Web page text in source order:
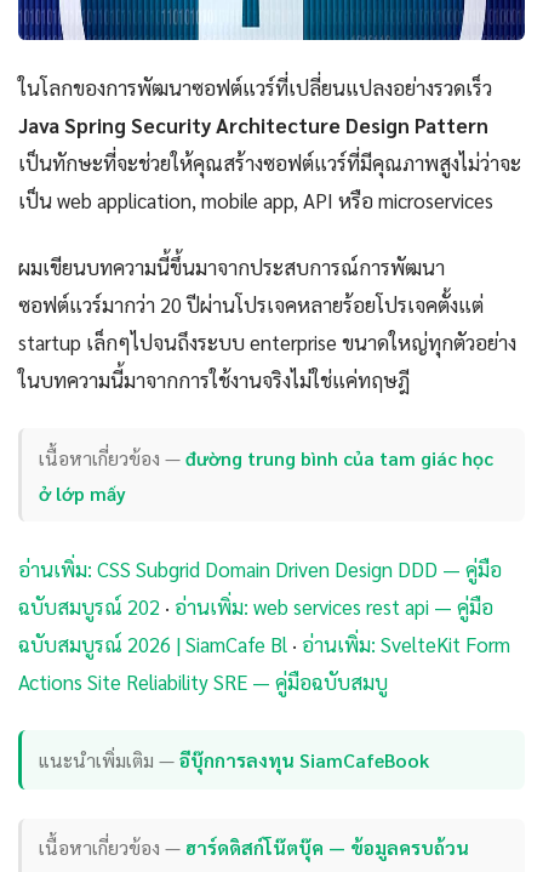
ในโลกของการพัฒนาซอฟต์แวร์ที่เปลี่ยนแปลงอย่างรวดเร็ว
Java Spring Security Architecture Design Pattern
เป็นทักษะที่จะช่วยให้คุณสร้างซอฟต์แวร์ที่มีคุณภาพสูงไม่ว่าจะ
เป็น web application, mobile app, API หรือ microservices
ผมเขียนบทความนี้ขึ้นมาจากประสบการณ์การพัฒนา
ซอฟต์แวร์มากว่า 20 ปีผ่านโปรเจคหลายร้อยโปรเจคตั้งแต่
startup เล็กๆไปจนถึงระบบ enterprise ขนาดใหญ่ทุกตัวอย่าง
ในบทความนี้มาจากการใช้งานจริงไม่ใช่แค่ทฤษฎี
เนื้อหาเกี่ยวข้อง —đường trung bình của tam giác học
ở lớp mấy
อ่านเพิ่ม: CSS Subgrid Domain Driven Design DDD — คู่มือ
ฉบับสมบูรณ์ 202 · อ่านเพิ่ม: web services rest api — คู่มือ
ฉบับสมบูรณ์ 2026 | SiamCafe Bl · อ่านเพิ่ม: SvelteKit Form
Actions Site Reliability SRE — คู่มือฉบับสมบู
แนะนำเพิ่มเติม —อีบุ๊กการลงทุน SiamCafeBook
เนื้อหาเกี่ยวข้อง — ฮาร์ดดิสก์โน๊ตบุ๊ค — ข้อมูลครบถ้วน